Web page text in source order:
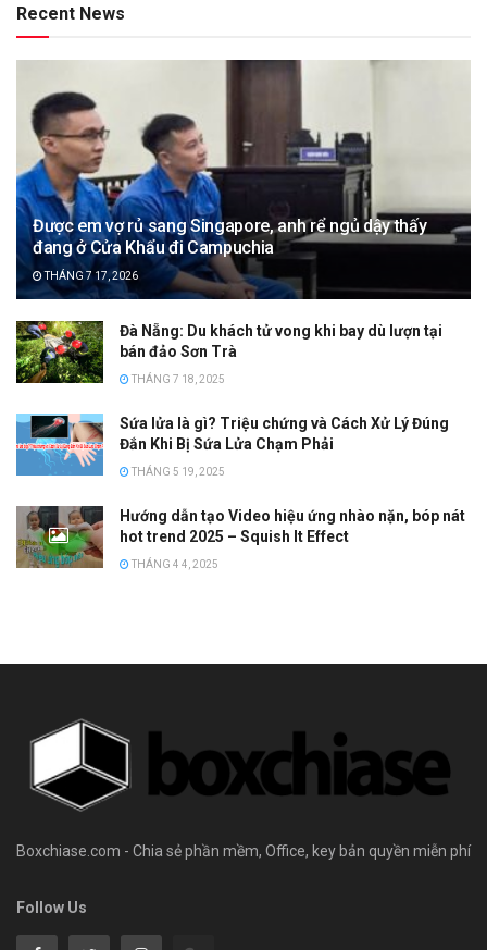
Recent News
Được em vợ rủ sang Singapore, anh rể ngủ dậy thấy
đang ở Cửa Khẩu đi Campuchia
THÁNG 7 17, 2026
Đà Nẵng: Du khách tử vong khi bay dù lượn tại
bán đảo Sơn Trà
THÁNG 7 18, 2025
Sứa lửa là gì? Triệu chứng và Cách Xử Lý Đúng
Đắn Khi Bị Sứa Lửa Chạm Phải
THÁNG 5 19, 2025
Hướng dẫn tạo Video hiệu ứng nhào nặn, bóp nát
hot trend 2025 – Squish It Effect
THÁNG 4 4, 2025
Boxchiase.com - Chia sẻ phần mềm, Office, key bản quyền miễn phí
Follow Us